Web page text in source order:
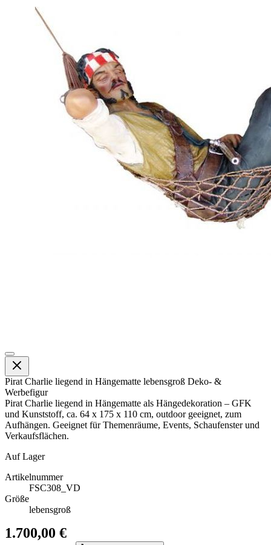
Pirat Charlie liegend in Hängematte lebensgroß Deko- &
Werbefigur
Pirat Charlie liegend in Hängematte als Hängedekoration – GFK
und Kunststoff, ca. 64 x 175 x 110 cm, outdoor geeignet, zum
Aufhängen. Geeignet für Themenräume, Events, Schaufenster und
Verkaufsflächen.
Auf Lager
Artikelnummer
FSC308_VD
Größe
lebensgroß
1.700,00 €